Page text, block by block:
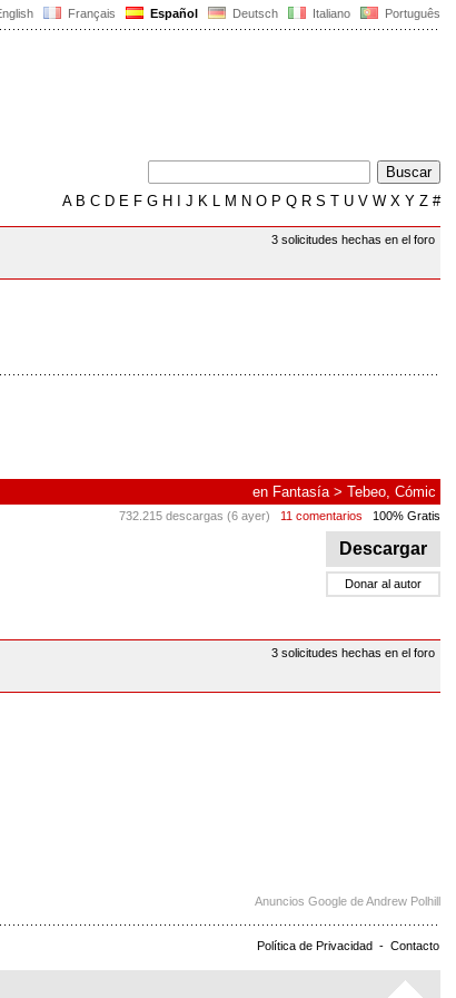
Français Español Deutsch Italiano Português
AB C D E F G H J K L M N O P Q R S T U V W X Y Z #
3 solicitudes hechas en el foro
en Fantasía> Tebeo, Cómic
732.215 descargas (6 ayer) 11 comentarios 100% Gratis
Descargar
Donar al autor
3 solicitudes hechas en el foro
Anuncios Google de Andrew Polhill
Política de Privacidad - Contacto